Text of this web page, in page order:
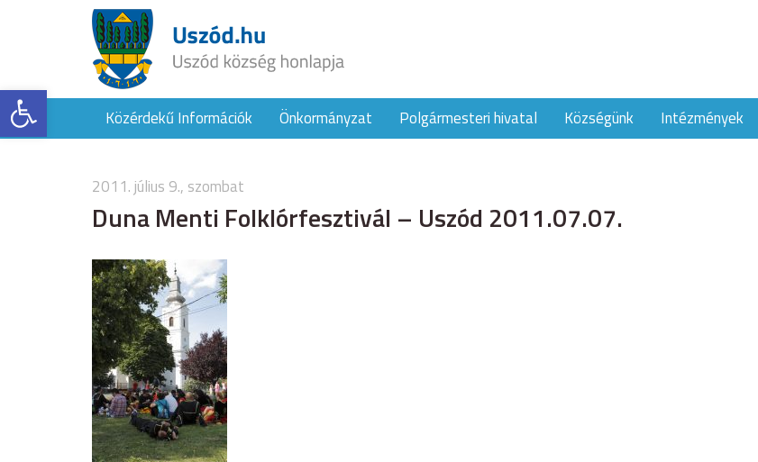
Eszköztár megnyitásaKözérdekű Információk Önkormányzat Polgármesteri hivatal Községünk Intézmények
2011. július 9., szombat
Duna Menti Folklórfesztivál – Uszód 2011.07.07.